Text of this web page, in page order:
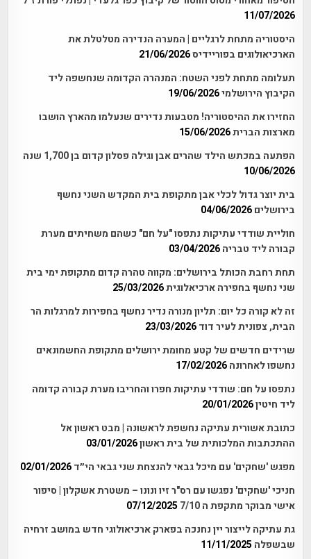
11/07/2026
היסטוריה מתחת לרגליים | המערה הנדירה מטלטלת את
הארכיאולוגים בפוריידיס21/06/2026
תעלומה מתחת לפני השטח: המנהרה הקדומה שנחשפה ליד
הקיבוץ הירושלמי19/06/2026
החזירו את ההיסטוריה! מטבעות נדירים שנעלמו מהארץ הושבו
מארצות הברית15/06/2026
הפתעה במכתש הילד שהרים אבן וגילה פסלון קדום בן 1,700 שנה
10/06/2026
בית יוצר גדול לכלי אבן מתקופת בית המקדש השני נחשף
בירושלים 04/06/2026
חוליית שודדי עתיקות נתפסו "על חם" כשהם משחיתים מערת
קבורה ליד טבריה 03/04/2026
תחת רחבת הכותל בירושלים: מקווה טהרה קדום מתקופת ימי בית
שני נחשף בחפירה ארכיאלוגית25/03/2026
זה לא קורה כל יום: תליון מנורה נדיר נחשף בחפירות למרגלות הר
הבית, צפונית לעיר דוד 23/03/2026
שרידים חדשים של קטע מחומת ירושלים מתקופת החשמונאים
נחשפו לאחרונה 17/02/2026
נתפסו על חם: שודדי עתיקות חפרו והחריבו מערת קבורה קדומה
ליד חיטין20/01/2026
כתובת אשורית עתיקה נחשפת לראשונה | מבט ראשון אל
ההתכתבות המלכותית של בית ראשון03/01/2026
מפגש 'שחקים' עם מיכל גבאי להנצחת שני גבאי הי״ד 02/01/2026
חניכי 'שחקים' נפגשו עם רס"ר זיו ונונו – משטרת אשקלון | סיפור
אישי מבוקר מתקפת ה 7/10
07/12/2025
גת עתיקה לייצור יין נחנכה בפארק ארכיאולוגי חדש במושב זרחיה
שבשפלה 11/11/2025